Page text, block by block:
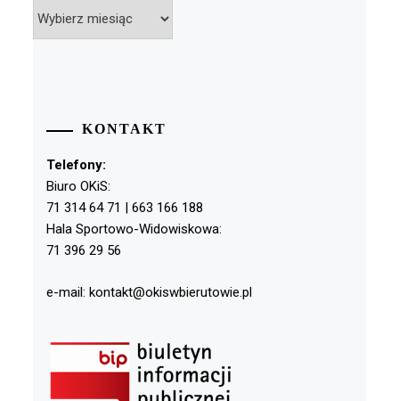
KONTAKT
Telefony:
Biuro OKiS:
71 314 64 71 | 663 166 188
Hala Sportowo-Widowiskowa:
71 396 29 56
e-mail: kontakt@okiswbierutowie.pl